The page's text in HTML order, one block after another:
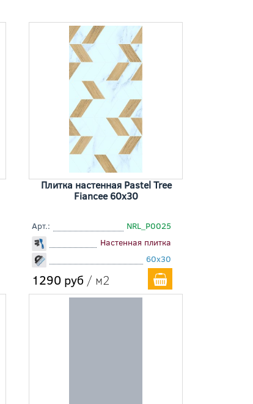
Плитка настенная Pastel Tree
Fiancee 60x30
Арт.:
NRL_P0025
Настенная плитка
60x30
1290 руб / м2